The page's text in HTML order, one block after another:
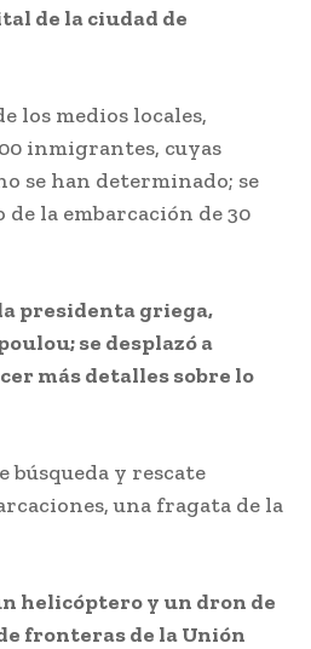
de la ciudad de
los medios locales,
inmigrantes, cuyas
se han determinado; se
la embarcación de 30
presidenta griega,
se desplazó a
más detalles sobre lo
búsqueda y rescate
una fragata de la
helicóptero y un dron de
fronteras de la Unión